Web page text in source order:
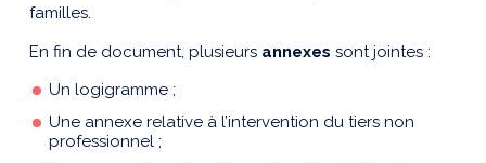
familles.
En fin de document, plusieurs annexes sont jointes :
Un logigramme ;
Une annexe relative à l’intervention du tiers non
professionnel ;